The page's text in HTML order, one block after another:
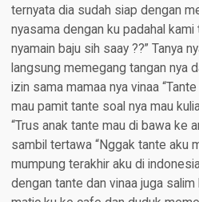
ternyata dia sudah siap dengan
nyasama dengan ku padahal kami
nyamain baju sih saay ??” Tanya
langsung memegang tangan nya
izin sama mamaa nya vinaa
mau pamit tante soal nya mau
“Trus anak tante mau di bawa ke
sambil tertawa “Nggak tante aku
mumpung terakhir aku di
dengan tante dan vinaa juga